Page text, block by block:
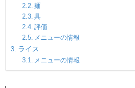
麺
具
評価
メニューの情報
ライス
メニューの情報